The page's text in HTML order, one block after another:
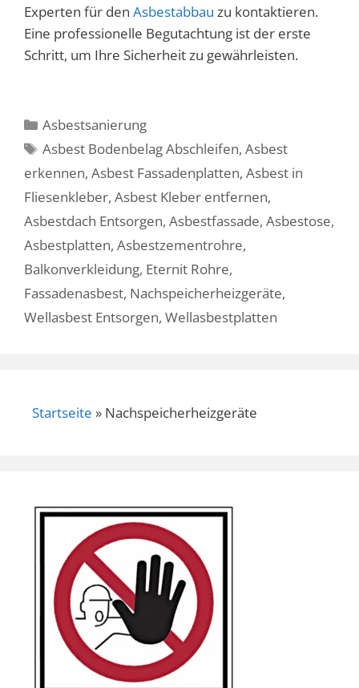
Experten für den Asbestabbau zu kontaktieren.
Eine professionelle Begutachtung ist der erste
Schritt, um Ihre Sicherheit zu gewährleisten.
Kategorien
Asbestsanierung
Schlagwörter
Asbest Bodenbelag Abschleifen,Asbest
erkennen, Asbest Fassadenplatten, Asbest in
Fliesenkleber, Asbest Kleber entfernen,
Asbestdach Entsorgen, Asbestfassade, Asbestose,
Asbestplatten, Asbestzementrohre,
Balkonverkleidung, Eternit Rohre,
Fassadenasbest, Nachspeicherheizgeräte,
Wellasbest Entsorgen, Wellasbestplatten
Startseite » Nachspeicherheizgeräte